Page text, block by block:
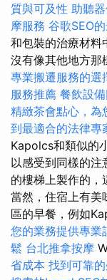
質與可及性 助聽
摩服務 谷歌SEO
和包裝的治療材料
沒有像其他地方那
專業搬遷服務的選
服務推薦 餐飲設
精緻茶會點心，為
到最適合的法律專
Kapolcs和類似的
以感受到同樣的注
的樓梯上製作的，
當然，住宿上有美
區的早餐，例如
您的業務提供專業
鬆 台北推拿按摩
省成本 找到可靠